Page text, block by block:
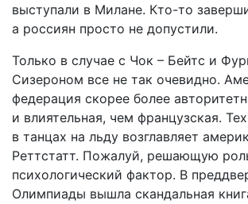
выступали в Милане. Кто-то
а россиян просто не допустили.
Только в случае с Чок – Бейтс и
Сизероном все не так очевидно.
федерация скорее более
и влиятельная, чем французская.
в танцах на льду возглавляет
Реттстатт. Пожалуй, решающую
психологический фактор. В
Олимпиады вышла скандальная